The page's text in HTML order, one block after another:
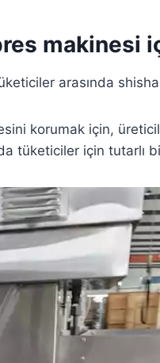
makinesi
arasında
korumak için,
tüketiciler için tutarlı